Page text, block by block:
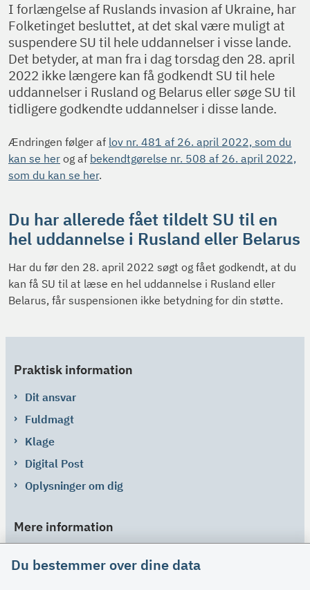
I forlængelse af Ruslands invasion af Ukraine, har
Folketinget besluttet, at det skal være muligt at
suspendere SU til hele uddannelser i visse lande.
Det betyder, at man fra i dag torsdag den 28. april
2022 ikke længere kan få godkendt SU til hele
uddannelser i Rusland og Belarus eller søge SU til
tidligere godkendte uddannelser i disse lande.
Ændringen følger af lov nr. 481 af 26. april 2022, som du
kan se her og af bekendtgørelse nr. 508 af 26. april 2022,
som du kan se her.
Du har allerede fået tildelt SU til en
hel uddannelse i Rusland eller Belarus
Har du før den 28. april 2022 søgt og fået godkendt, at du
kan få SU til at læse en hel uddannelse i Rusland eller
Belarus, får suspensionen ikke betydning for din støtte.
Praktisk information
Dit ansvar
Fuldmagt
Klage
Digital Post
Oplysninger om dig
Mere information
Du bestemmer over dine data